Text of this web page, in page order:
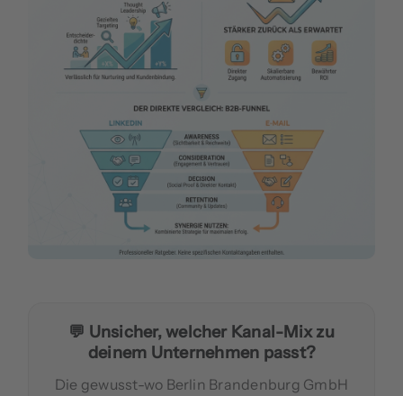
💬 Unsicher, welcher Kanal-Mix zu
deinem Unternehmen passt?
Die gewusst-wo Berlin Brandenburg GmbH